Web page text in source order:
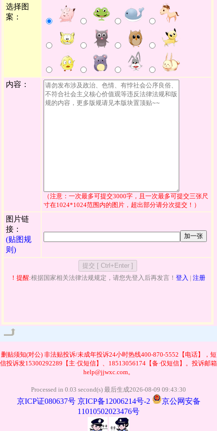
选择图
案：
内容：
（注意：一次最多可提交3000字，且一次最多可提交三张尺
寸在1024*1024范围内的图片，超出部分请分次提交！）
图片链
接：
(贴图规
则)
加一张
！提醒:根据国家相关法律法规规定，请您先登入后再发言！ 登入 | 注册
删贴须知(对公)非法贴投诉/未成年投诉24小时热线400-870-5552【电话】，短
信投诉发15300292289【主·仅短信】、18513056174【备·仅短信】。投诉邮箱
help@jjwxc.com。
Processed in 0.03 second(s) 最后生成2026-08-09 09:43:30
京ICP证080637号 京ICP备12006214号-2
京公网安备
11010502023476号